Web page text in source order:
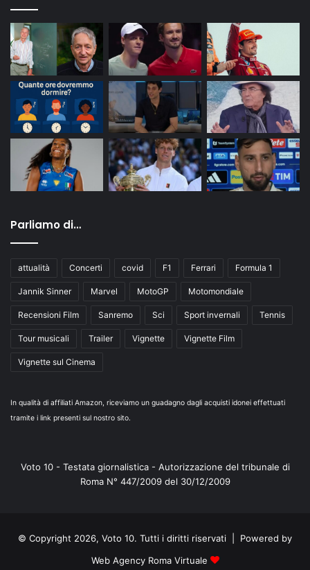
Parliamo di…
attualità Concerti covid F1 Ferrari Formula 1
Jannik Sinner Marvel MotoGP Motomondiale
Recensioni Film Sanremo Sci Sport invernali Tennis
Tour musicali Trailer Vignette Vignette Film
Vignette sul Cinema
In qualità di affiliati Amazon, riceviamo un guadagno dagli acquisti idonei effettuati
tramite i link presenti sul nostro sito.
Voto 10 - Testata giornalistica - Autorizzazione del tribunale di
Roma N° 447/2009 del 30/12/2009
© Copyright 2026, Voto 10. Tutti i diritti riservati | Powered by
Web Agency Roma Virtuale